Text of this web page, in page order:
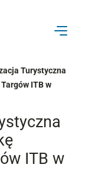
Turystyczna
ITB w
ITB w